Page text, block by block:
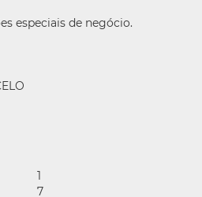
especiais de negócio.
1
7